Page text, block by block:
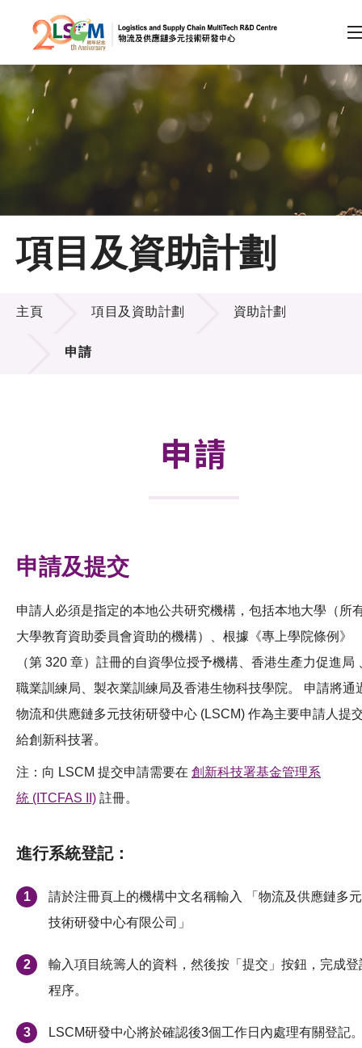
跳到內容（按回車鍵）
會員登入
A A EN 繁 简
主頁
關於LSCM
技術商品化
項目及資助計劃
科技分享
會籍
項目及資助計劃
項目及資助計劃
主頁 項目及資助計劃 資助計劃
申請
申請
申請及提交
申請人必須是指定的本地公共研究機構，包括本地大學（所
大學教育資助委員會資助的機構）、根據《專上學院條例》
（第 320 章）註冊的自資學位授予機構、香港生產力促進局
職業訓練局、製衣業訓練局及香港生物科技學院。 申請將通
物流和供應鏈多元技術研發中心 (LSCM) 作為主要申請人提
給創新科技署。
注：向 LSCM 提交申請需要在 創新科技署基金管理系
統 (ITCFAS II) 註冊。
進行系統登記：
請於注冊頁上的機構中文名稱輸入 「物流及供應鏈多元
技術研發中心有限公司」
輸入項目統籌人的資料，然後按「提交」按鈕，完成登
程序。
LSCM研發中心將於確認後3個工作日內處理有關登記